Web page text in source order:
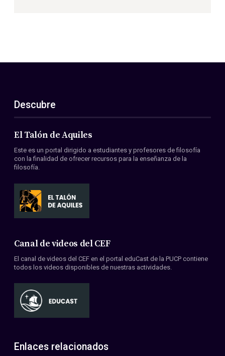
Descubre
El Talón de Aquiles
Este es un portal dirigido a estudiantes y profesores de filosofía
con la finalidad de ofrecer recursos para la enseñanza de la
filosofía.
Canal de videos del CEF
El canal de videos del CEF en el portal eduCast de la PUCP contiene
todos los videos disponibles de nuestras actividades.
Enlaces relacionados